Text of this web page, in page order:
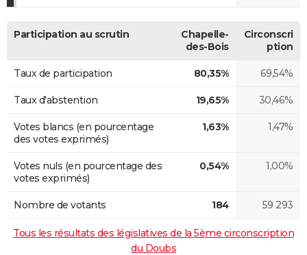
Participation au scrutin
Chapelle-
des-Bois
Circonscri
ption
Taux de participation 80,35% 69,54%
Taux d'abstention 19,65% 30,46%
Votes blancs (en pourcentage
des votes exprimés)
1,63% 1,47%
Votes nuls (en pourcentage des
votes exprimés)
0,54% 1,00%
Nombre de votants 184 59 293
Tous les résultats des législatives de la 5ème circonscription
du Doubs